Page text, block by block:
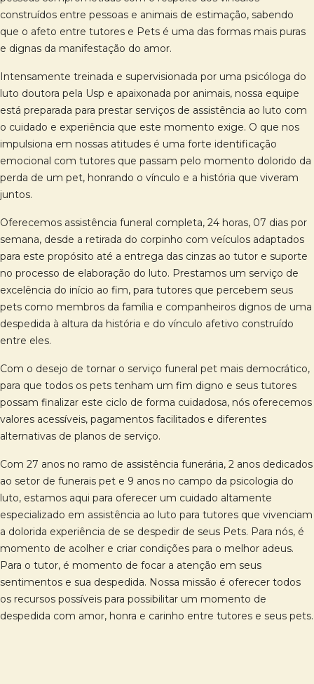
construídos entre pessoas e animais de estimação, sabendo
que o afeto entre tutores e Pets é uma das formas mais puras
e dignas da manifestação do amor.
Intensamente treinada e supervisionada por uma psicóloga do
luto doutora pela Usp e apaixonada por animais, nossa equipe
está preparada para prestar serviços de assistência ao luto com
o cuidado e experiência que este momento exige. O que nos
impulsiona em nossas atitudes é uma forte identificação
emocional com tutores que passam pelo momento dolorido da
perda de um pet, honrando o vínculo e a história que viveram
juntos.
Oferecemos assistência funeral completa, 24 horas, 07 dias por
semana, desde a retirada do corpinho com veículos adaptados
para este propósito até a entrega das cinzas ao tutor e suporte
no processo de elaboração do luto. Prestamos um serviço de
excelência do início ao fim, para tutores que percebem seus
pets como membros da família e companheiros dignos de uma
despedida à altura da história e do vínculo afetivo construído
entre eles.
Com o desejo de tornar o serviço funeral pet mais democrático,
para que todos os pets tenham um fim digno e seus tutores
possam finalizar este ciclo de forma cuidadosa, nós oferecemos
valores acessíveis, pagamentos facilitados e diferentes
alternativas de planos de serviço.
Com 27 anos no ramo de assistência funerária, 2 anos dedicados
ao setor de funerais pet e 9 anos no campo da psicologia do
luto, estamos aqui para oferecer um cuidado altamente
especializado em assistência ao luto para tutores que vivenciam
a dolorida experiência de se despedir de seus Pets. Para nós, é
momento de acolher e criar condições para o melhor adeus.
Para o tutor, é momento de focar a atenção em seus
sentimentos e sua despedida. Nossa missão é oferecer todos
os recursos possíveis para possibilitar um momento de
despedida com amor, honra e carinho entre tutores e seus pets.